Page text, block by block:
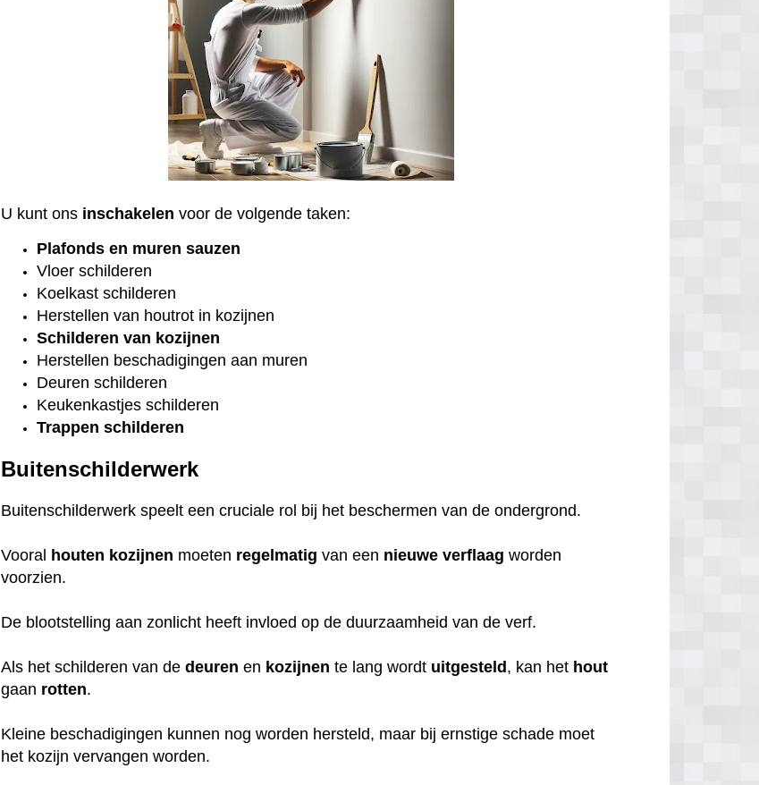
U kunt ons inschakelen voor de volgende taken:
Plafonds en muren sauzen
Vloer schilderen
Koelkast schilderen
Herstellen van houtrot in kozijnen
Schilderen van kozijnen
Herstellen beschadigingen aan muren
Deuren schilderen
Keukenkastjes schilderen
Trappen schilderen
Buitenschilderwerk
Buitenschilderwerk speelt een cruciale rol bij het beschermen van de ondergrond.
Vooral houten kozijnen moeten regelmatig van een nieuwe verflaag worden
voorzien.
De blootstelling aan zonlicht heeft invloed op de duurzaamheid van de verf.
Als het schilderen van dedeuren en kozijnen te lang wordt uitgesteld, kan het hout
gaan rotten.
Kleine beschadigingen kunnen nog worden hersteld, maar bij ernstige schade moet
het kozijn vervangen worden.